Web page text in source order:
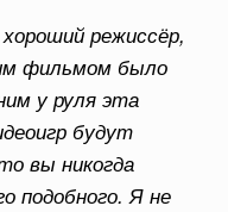
режиссёр,
фильмом было
у руля эта
будут
вы никогда
подобного. Я не